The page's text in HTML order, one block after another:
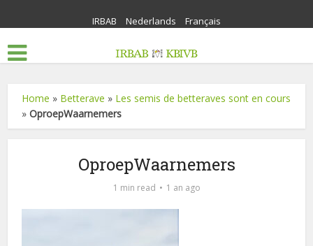
IRBAB Nederlands Français
Home » Betterave » Les semis de betteraves sont en cours
»OproepWaarnemers
OproepWaarnemers
1 min read 1 an ago